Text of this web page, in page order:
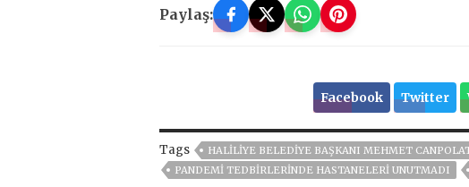
Paylaş:
Facebook Twitter
Tags HALILIYE BELEDIYE BAŞKANI MEHMET
PANDEMİ TEDBİRLERİNDE HASTANELERİ UNUTMADI